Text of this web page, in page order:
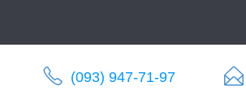
(093) 947-71-97